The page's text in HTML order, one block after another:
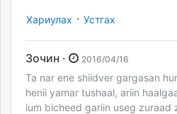
Хариулах · Устгах
Зочин · 2016/04/16
Ta nar ene shiidver gargasan
henii yamar tushaal, ariin
ium bicheed gariin useg zuraad